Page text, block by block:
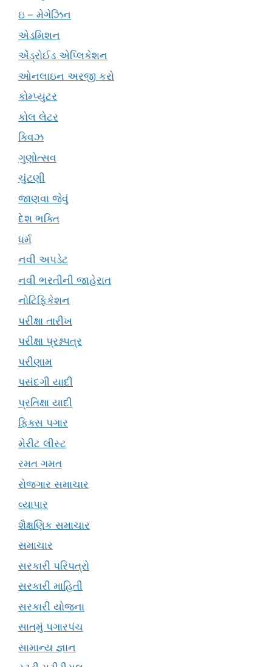
ઇ – મેગેઝિન
એડમિશન
એંડ્રોઈડ એપ્લિકેશન
ઓનલાઇન અરજી કરો
કોમ્પ્યુટર
કોલ લેટર
ક્વિઝ
ગુણોત્સવ
ચુંટણી
જાણવા જેવું
દેશ ભક્તિ
ધર્મ
નવી અપડેટ
નવી ભરતીની જાહેરાત
નોટિફિકેશન
પરીક્ષા તારીખ
પરીક્ષા પ્રશ્નપત્ર
પરીણામ
પસંદગી યાદી
પ્રતિક્ષા યાદી
ફિક્સ પગાર
મેરીટ લીસ્ટ
રમત ગમત
રોજગાર સમાચાર
વ્યાપાર
શૈક્ષણિક સમાચાર
સમાચાર
સરકારી પરિપત્રો
સરકારી માહિતી
સરકારી યોજના
સાતમું પગારપંચ
સામાન્ય જ્ઞાન